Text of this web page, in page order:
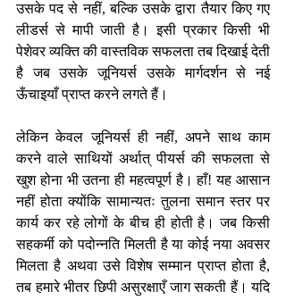
उसके पद से नहीं, बल्कि उसके द्वारा तैयार किए गए
लीडर्स से मापी जाती है। इसी प्रकार किसी भी
पेशेवर व्यक्ति की वास्तविक सफलता तब दिखाई देती
है जब उसके जूनियर्स उसके मार्गदर्शन से नई
ऊँचाइयाँ प्राप्त करने लगते हैं।
लेकिन केवल जूनियर्स ही नहीं, अपने साथ काम
करने वाले साथियों अर्थात् पीयर्स की सफलता से
खुश होना भी उतना ही महत्वपूर्ण है। हाँ! यह आसान
नहीं होता क्योंकि सामान्यतः तुलना समान स्तर पर
कार्य कर रहे लोगों के बीच ही होती है। जब किसी
सहकर्मी को पदोन्नति मिलती है या कोई नया अवसर
मिलता है अथवा उसे विशेष सम्मान प्राप्त होता है,
तब हमारे भीतर छिपी असुरक्षाएँ जाग सकती हैं। यदि